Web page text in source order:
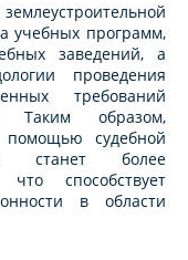
учебных программ,
заведений, а
проведения
требований
Таким образом,
судебной
станет более
способствует
в области